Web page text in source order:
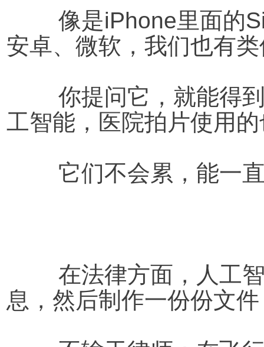
像是iPhone里面的
安卓、微软，我们也有
工智能，医院拍片使用
它们不会累，能一
在法律方面，人工
息，然后制作一份份文